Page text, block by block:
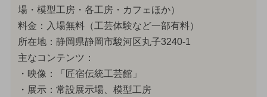
場・模型工房・各工房・カフェほか）
料金：入場無料（工芸体験など一部有料）
所在地：静岡県静岡市駿河区丸子3240-1
主なコンテンツ：
・映像：「匠宿伝統工芸館」
・展示：常設展示場、模型工房